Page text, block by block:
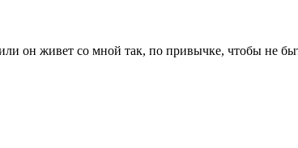
он живет со мной так, по привычке, чтобы не